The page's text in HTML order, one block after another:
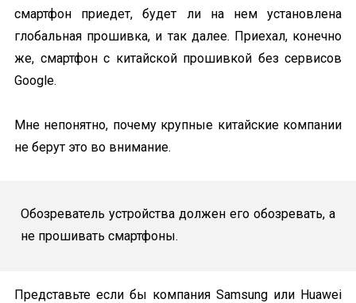
смартфон приедет, будет ли на нем установлена
глобальная прошивка, и так далее. Приехал, конечно
же, смартфон с китайской прошивкой без сервисов
Google.
Мне непонятно, почему крупные китайские компании
не берут это во внимание.
Обозреватель устройства должен его обозревать, а
не прошивать смартфоны.
Представьте если бы компания Samsung или Huawei